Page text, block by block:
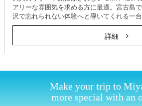
アリーな雰囲気を求める方に最適。宮古島
沢で忘れられない体験へと導いてくれる一台
詳細
Make your trip to
more special with an